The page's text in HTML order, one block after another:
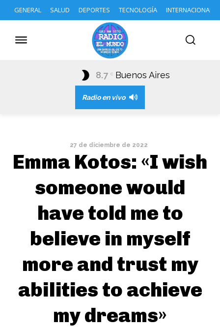
GENERAL SALUD DEPORTES TECNOLOGÍA INTERNACIONAL
8.7 C Buenos Aires
Radio en vivo
27 de diciembre de 2022
Emma Kotos: «I wish
someone would
have told me to
believe in myself
more and trust my
abilities to achieve
my dreams»